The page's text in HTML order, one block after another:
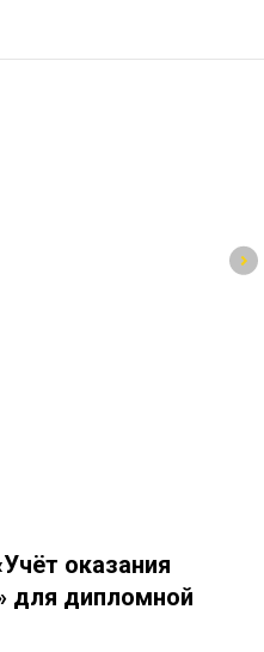
оказания
для дипломной